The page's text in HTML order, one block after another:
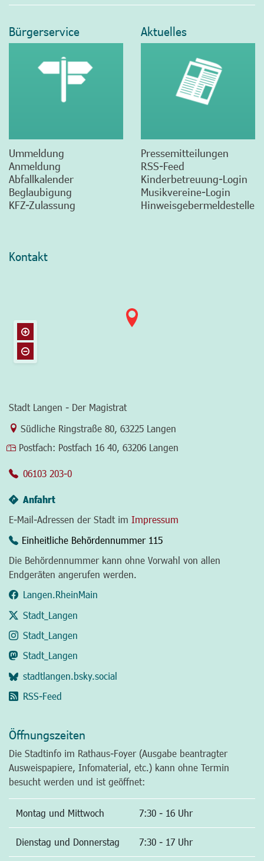
Bürgerservice
Ummeldung
Anmeldung
Abfallkalender
Beglaubigung
KFZ-Zulassung
Aktuelles
Pressemitteilungen
RSS-Feed
Kinderbetreuung-Login
Musikvereine-Login
Hinweisgebermeldestelle
Kontakt
Stadt Langen - Der Magistrat
Link zur Google-Maps Navigation
Südliche Ringstraße 80 63225 Langen
Postfach: Postfach 16 40, 63206 Langen
06103 203-0
Anfahrt
E-Mail-Adressen der Stadt im Impressum
Einheitliche Behördennummer 115
Die Behördennummer kann ohne Vorwahl von allen
Endgeräten angerufen werden.
Langen.RheinMain
Stadt_Langen
Stadt_Langen
Stadt_Langen
stadtlangen.bsky.social
RSS-Feed
Öffnungszeiten
Die Stadtinfo im Rathaus-Foyer (Ausgabe beantragter
Ausweispapiere, Infomaterial, etc.) kann ohne Termin
besucht werden und ist geöffnet:
Montag und Mittwoch 7:30 - 16 Uhr
Dienstag und Donnerstag 7:30 - 17 Uhr